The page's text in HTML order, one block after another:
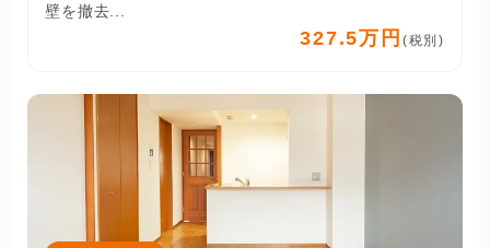
壁を撤去...
327.5万円 (税別)